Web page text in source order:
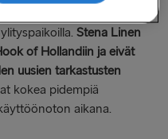
Stena Linen
of Hollandiin ja eivät
uusien tarkastusten
kokea pidempiä
aikana.